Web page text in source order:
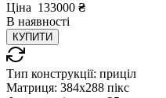
Ціна 133000 ₴
В наявності
КУПИТИ
Тип конструкції: приціл
Матриця: 384x288 пікс